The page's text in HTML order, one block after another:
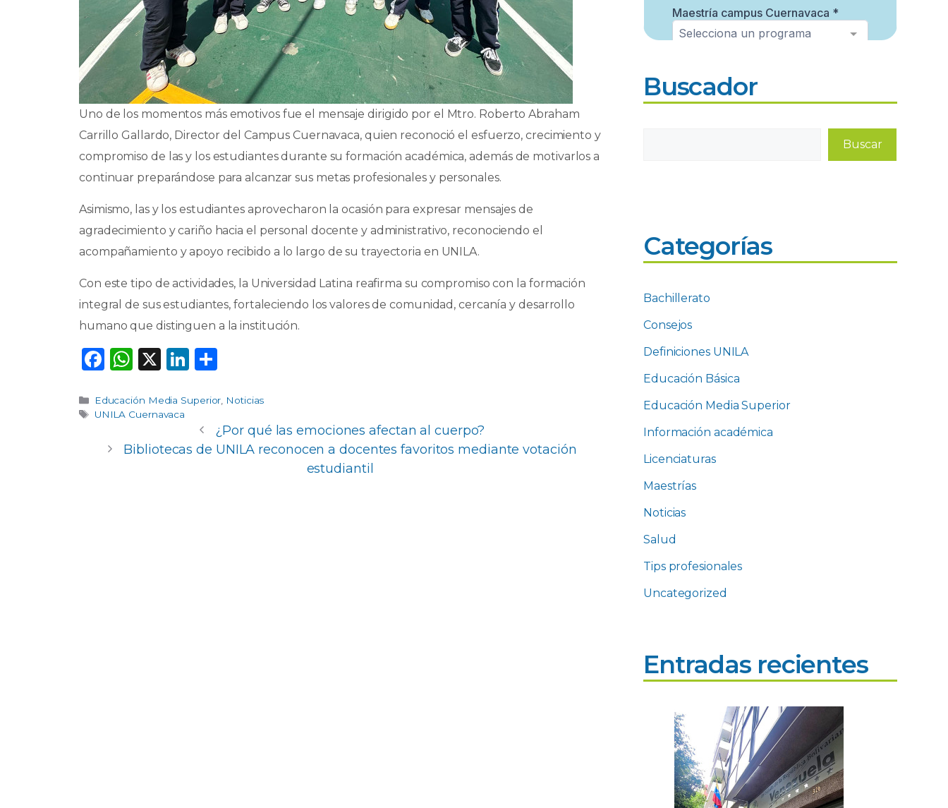
Uno de los momentos más emotivos fue el mensaje dirigido por el Mtro. Roberto Abraham
Carrillo Gallardo, Director del Campus Cuernavaca, quien reconoció el esfuerzo, crecimiento y
compromiso de las y los estudiantes durante su formación académica, además de motivarlos a
continuar preparándose para alcanzar sus metas profesionales y personales.
Asimismo, las y los estudiantes aprovecharon la ocasión para expresar mensajes de
agradecimiento y cariño hacia el personal docente y administrativo, reconociendo el
acompañamiento y apoyo recibido a lo largo de su trayectoria en UNILA.
Con este tipo de actividades, la Universidad Latina reafirma su compromiso con la formación
integral de sus estudiantes, fortaleciendo los valores de comunidad, cercanía y desarrollo
humano que distinguen a la institución.
F
c
e
b
W
a
ts
A
X
Li
k
e
dI
m
p
ar
Categorías
Educación Media Superior Noticias
Etiquetas
UNILA Cuernavaca
¿Por qué las emociones afectan al cuerpo?
Bibliotecas de UNILA reconocen a docentes favoritos mediante votación
estudiantil
Buscador
Buscar
Categorías
Bachillerato
Consejos
Definiciones UNILA
Educación Básica
Educación Media Superior
Información académica
Licenciaturas
Maestrías
Noticias
Salud
Tips profesionales
Uncategorized
Entradas recientes